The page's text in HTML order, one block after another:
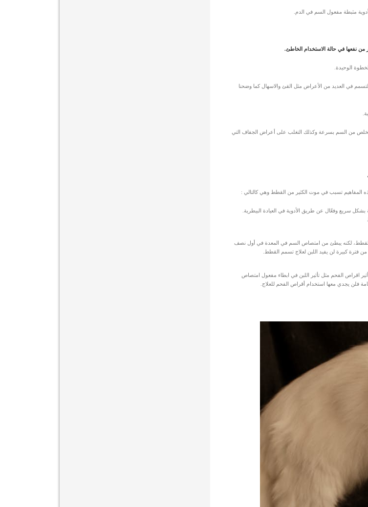
مثبطة مفعول السم في الدم.
نفعها في حالة الاستخدام الخاطئ.
الوحيدة.
في العديد من الأعراض مثل القئ والاسهال كما وضحنا
من السم بسرعة وكذلك التغلب على أعراض الجفاف التي
المفاهيم تسبب في موت الكثير من القطط وهي كالتالي :
سريع وفعّال عن طريق الأدوية في العيادة البيطرية.
القطط، لكنه يبطئ من امتصاص السم في المعدة في أول نصف
كبيرة لن يفيد اللبن لعلاج تسمم القطط.
اقراص الفحم مثل تأثير اللبن في ابطاء مفعول امتصاص
فلن يجدي معها استخدام أقراص الفحم للعلاج.